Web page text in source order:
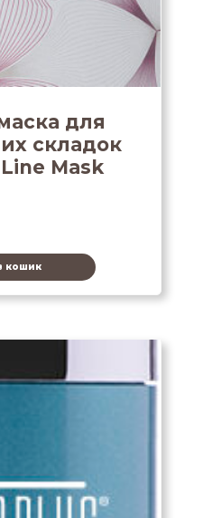
для
складок
Mask
кошик